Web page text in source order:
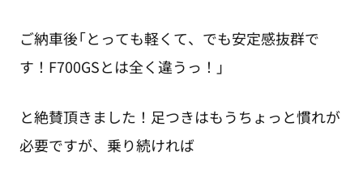
ご納車後「とっても軽くて、でも安定感抜群で
す！F700GSとは全く違うっ！」
と絶賛頂きました！足つきはもうちょっと慣れが
必要ですが、乗り続ければ